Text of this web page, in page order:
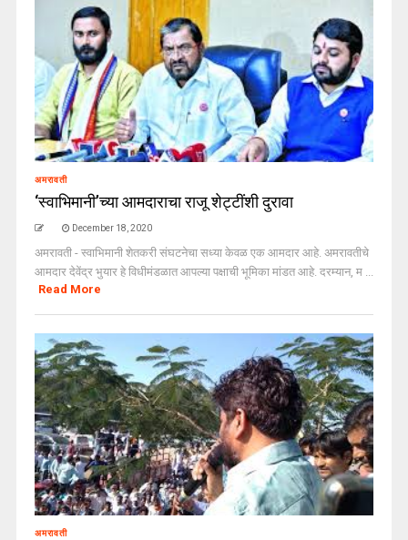
अमरावती
‘स्वाभिमानी’च्या आमदाराचा राजू शेट्टींशी दुरावा
December 18, 2020
अमरावती - स्वाभिमानी शेतकरी संघटनेचा सध्या केवळ एक आमदार आहे. अमरावतीचे
आमदार देवेंद्र भुयार हे विधीमंडळात आपल्या पक्षाची भूमिका मांडत आहे. दरम्यान, म ...
Read More
अमरावती